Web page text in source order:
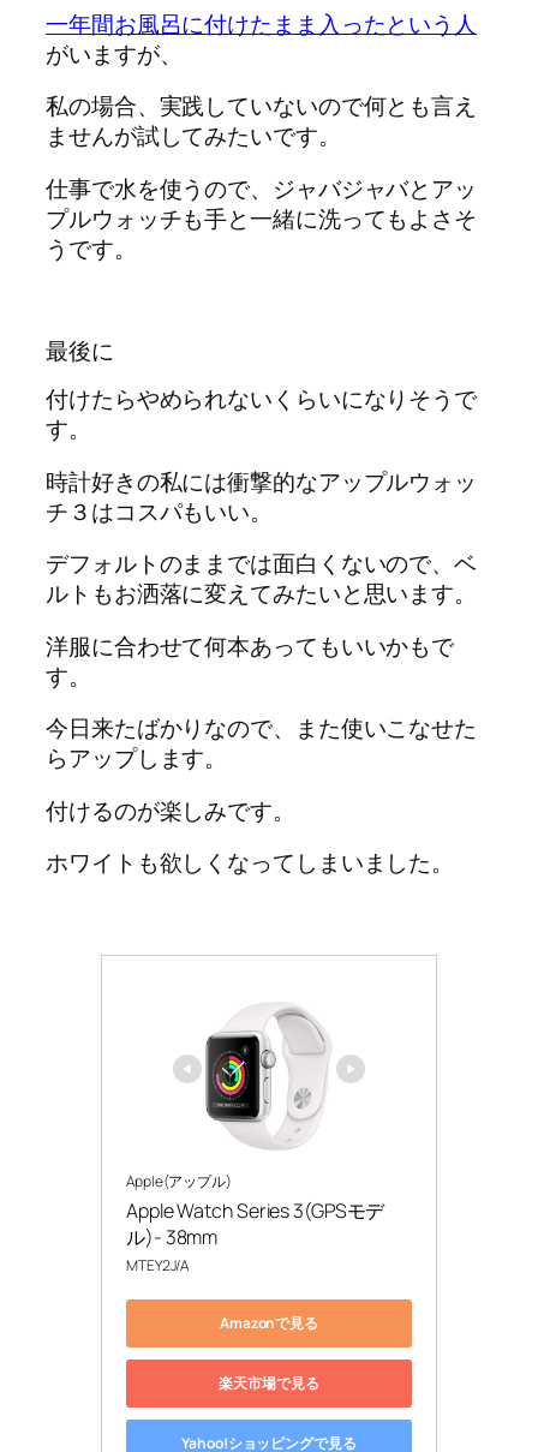
一年間お風呂に付けたまま入ったという人
がいますが、
私の場合、実践していないので何とも言え
ませんが試してみたいです。
仕事で水を使うので、ジャバジャバとアッ
プルウォッチも手と一緒に洗ってもよさそ
うです。
最後に
付けたらやめられないくらいになりそうで
す。
時計好きの私には衝撃的なアップルウォッ
チ３はコスパもいい。
デフォルトのままでは面白くないので、ベ
ルトもお洒落に変えてみたいと思います。
洋服に合わせて何本あってもいいかもで
す。
今日来たばかりなので、また使いこなせた
らアップします。
付けるのが楽しみです。
ホワイトも欲しくなってしまいました。
Apple(アップル)
Apple Watch Series 3(GPSモデ
ル)- 38mm
MTEY2J/A
Amazonで見る
楽天市場で見る
Yahoo!ショッピングで見る